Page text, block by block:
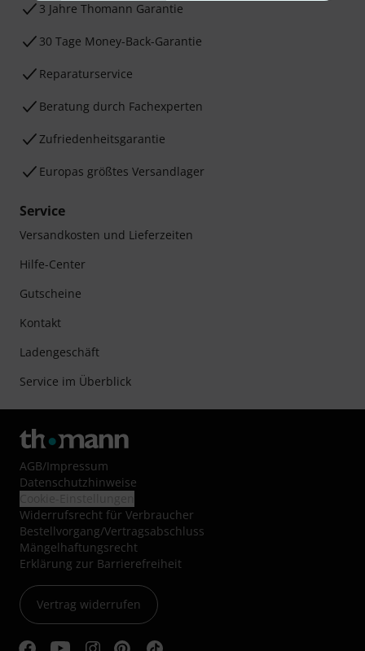
3 Jahre Thomann Garantie
30 Tage Money-Back-Garantie
Reparaturservice
Beratung durch Fachexperten
Zufriedenheitsgarantie
Europas größtes Versandlager
Service
Versandkosten und Lieferzeiten
Hilfe-Center
Gutscheine
Kontakt
Ladengeschäft
Service im Überblick
AGB/Impressum
Datenschutzhinweise
Widerrufsrecht für Verbraucher
Bestellvorgang/Vertragsabschluss
Mängelhaftungsrecht
Erklärung zur Barrierefreiheit
Vertrag widerrufen